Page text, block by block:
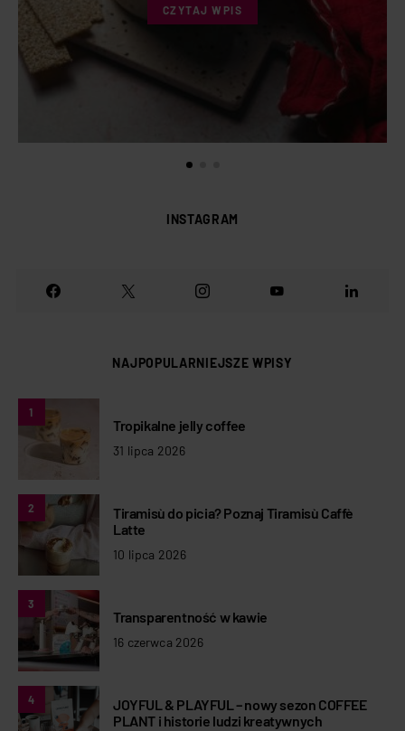
CZYTAJ WPIS
INSTAGRAM
NAJPOPULARNIEJSZE WPISY
1
Tropikalne jelly coffee
31 lipca 2026
2
Tiramisù do picia? Poznaj Tiramisù Caffè
Latte
10 lipca 2026
3
Transparentność w kawie
16 czerwca 2026
4
JOYFUL & PLAYFUL – nowy sezon COFFEE
PLANT i historie ludzi kreatywnych